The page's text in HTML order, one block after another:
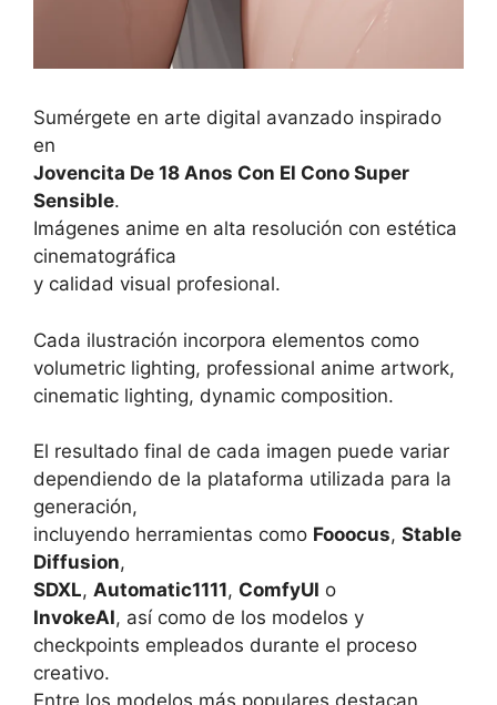
Sumérgete en arte digital avanzado inspirado
en
Jovencita De 18 Anos Con El Cono Super
Sensible.
Imágenes anime en alta resolución con estética
cinematográfica
y calidad visual profesional.
Cada ilustración incorpora elementos como
volumetric lighting, professional anime artwork,
cinematic lighting, dynamic composition.
El resultado final de cada imagen puede variar
dependiendo de la plataforma utilizada para la
generación,
incluyendo herramientas como Fooocus, Stable
Diffusion,
SDXL, Automatic1111, ComfyUI o
InvokeAI, así como de los modelos y
checkpoints empleados durante el proceso
creativo.